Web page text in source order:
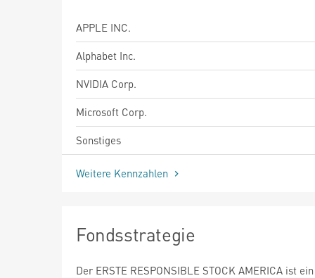
APPLE INC.
Alphabet Inc.
NVIDIA Corp.
Microsoft Corp.
Sonstiges
Weitere Kennzahlen
Fondsstrategie
Der ERSTE RESPONSIBLE STOCK AMERICA ist ein